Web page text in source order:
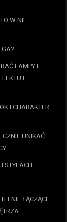
W NIE
LAMPY I
I
I CHARAKTER
UNIKAĆ
STYLACH
ŁĄCZĄCE